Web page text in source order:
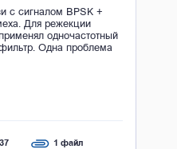
с сигналом BPSK +
Для режекции
одночастотный
Одна проблема
1 файл